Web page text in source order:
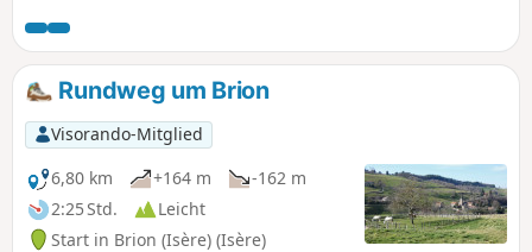
Vercors.
Rundweg um Brion
Visorando-Mitglied
6,80 km
+164 m
-162 m
2:25 Std.
Leicht
Start in Brion (Isère) (Isère)